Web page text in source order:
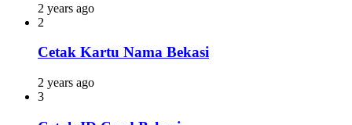
2 years ago
2
Cetak Kartu Nama Bekasi
2 years ago
3